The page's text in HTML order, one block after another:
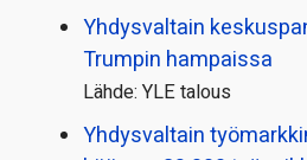
Yhdysvaltain
Trumpin hampaissa
Lähde: YLE talous
Yhdysvaltain